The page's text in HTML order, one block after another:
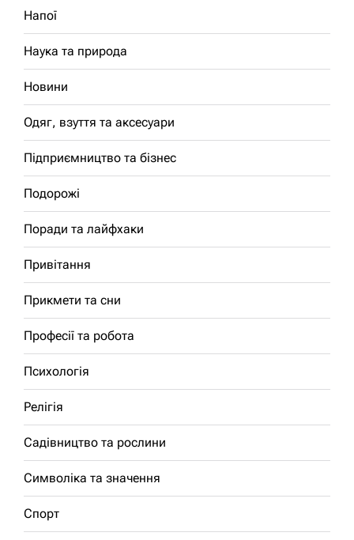
Напої
Наука та природа
Новини
Одяг, взуття та аксесуари
Підприємництво та бізнес
Подорожі
Поради та лайфхаки
Привітання
Прикмети та сни
Професії та робота
Психологія
Релігія
Садівництво та рослини
Символіка та значення
Спорт